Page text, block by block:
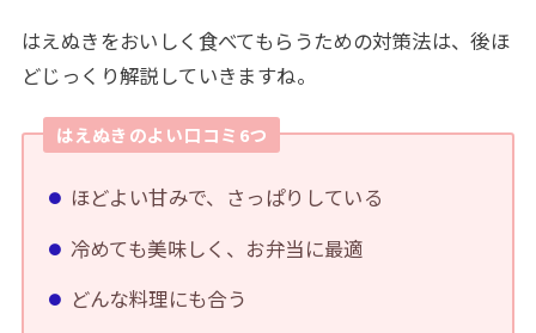
はえぬきをおいしく食べてもらうための対策法は、後ほ
どじっくり解説していきますね。
はえぬきのよい口コミ6つ
ほどよい甘みで、さっぱりしている
冷めても美味しく、お弁当に最適
どんな料理にも合う